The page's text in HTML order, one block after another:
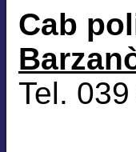
Cab
Tel.